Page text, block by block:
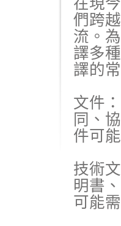
們跨
流。
譯多
譯的
文件
同、
件可
技術
明書
可能